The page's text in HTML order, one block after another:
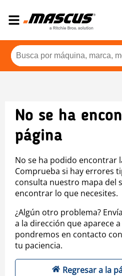
No se ha
página
No se ha podido encontrar
Comprueba si hay errores
consulta nuestro mapa del
encontrar lo que necesites.
¿Algún otro problema?
a la dirección que aparece
pondremos en contacto
tu paciencia.
Regresar a la